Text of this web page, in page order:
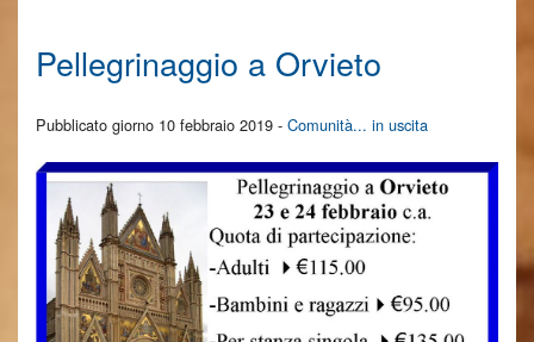
Pellegrinaggio a Orvieto
Pubblicato giorno 10 febbraio 2019 - Comunità... in uscita